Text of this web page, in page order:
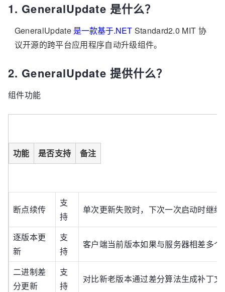
1. GeneralUpdate 是什么？
GeneralUpdate 是一款基于.NET Standard2.0 MIT 协
议开源的跨平台应用程序自动升级组件。
2. GeneralUpdate 提供什么？
组件功能
功能 是否支持 备注
断点续传
支
持
单次更新失败时，下次一次启动时继
逐版本更
新
支
持
客户端当前版本如果与服务器相差多
二进制差
分更新
支
持
对比新老版本通过差分算法生成补丁